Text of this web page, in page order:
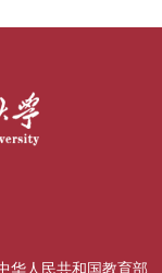
华人民共和国教育部